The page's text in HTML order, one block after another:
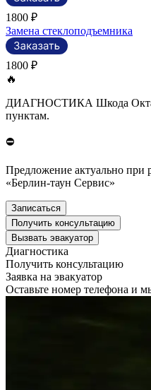
1800 ₽
Замена стеклоподъемника
1800 ₽
🔥
ДИАГНОСТИКА Шкода
пунктам.
⛔
Предложение актуально при
«Берлин-таун Сервис»
Записаться
Получить консультацию
Вызвать эвакуатор
Диагностика
Получить консультацию
Заявка на эвакуатор
Оставьте номер телефона и